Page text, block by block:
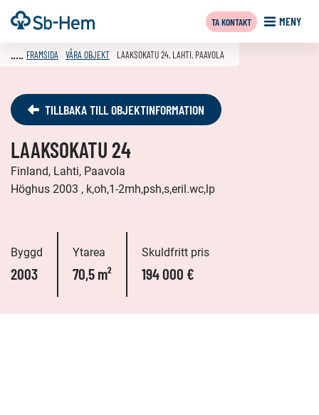
Till
innehållet
Framsida MENY
TA KONTAKT
FRAMSIDA VÅRA OBJEKT LAAKSOKATU 24, LAHTI, PAAVOLA
TILLBAKA TILL OBJEKTINFORMATION
LAAKSOKATU 24
Finland, Lahti, Paavola
Höghus 2003 , k,oh,1-2mh,psh,s,eril.wc,lp
Byggd
2003
Ytarea
70,5 m²
Skuldfritt pris
194 000 €